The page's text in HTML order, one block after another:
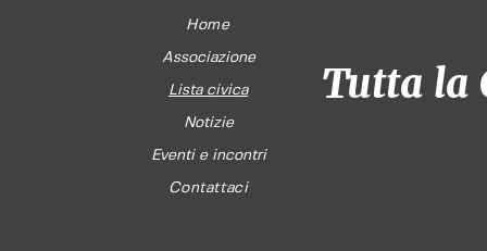
Home
Associazione
Lista civica
Notizie
Eventi e incontri
Contattaci
Tutta la